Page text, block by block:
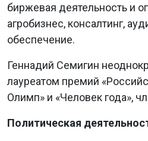
биржевая деятельность и
агробизнес, консалтинг,
обеспечение.
Геннадий Семигин
лауреатом премий
Олимп» и «Человек года»,
Политическая